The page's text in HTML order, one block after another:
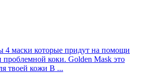
4 маски которые придут на помощи
проблемной коки. Golden Mask это
твоей кожи В ...